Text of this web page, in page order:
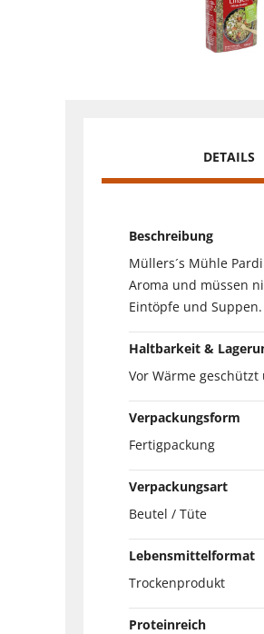
DETAILS
Beschreibung
Müllers´s Mühle
Aroma und müssen
Eintöpfe und
Haltbarkeit &
Vor Wärme
Verpackungsform
Fertigpackung
Verpackungsart
Beutel / Tüte
Lebensmittelformat
Trockenprodukt
Proteinreich